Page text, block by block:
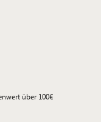
über 100€